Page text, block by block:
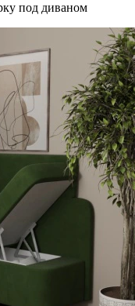
под диваном